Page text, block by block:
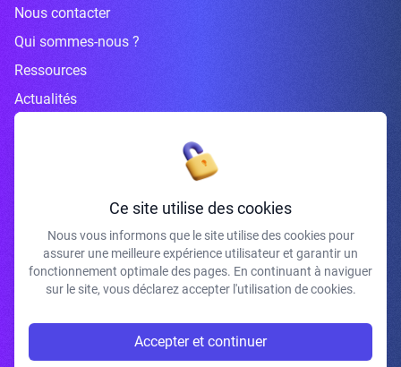
Nous contacter
Qui sommes-nous ?
Ressources
Actualités
Inscrivez-vous à la newsletter
J'accepte de recevoir vos e-mails et confirme avoir pris connaissance de
votre politique de confidentialité et mentions légales.
Ce site utilise des cookies
Nous vous informons que le site utilise des cookies pour
assurer une meilleure expérience utilisateur et garantir un
fonctionnement optimale des pages. En continuant à naviguer
sur le site, vous déclarez accepter l'utilisation de cookies.
Accepter et continuer